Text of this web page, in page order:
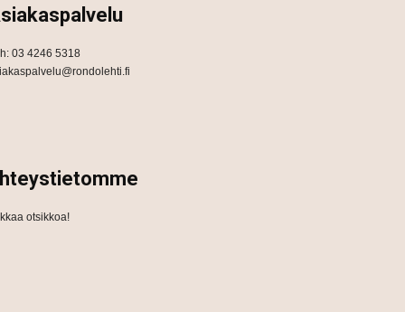
03 4246 5318
otsikkoa!